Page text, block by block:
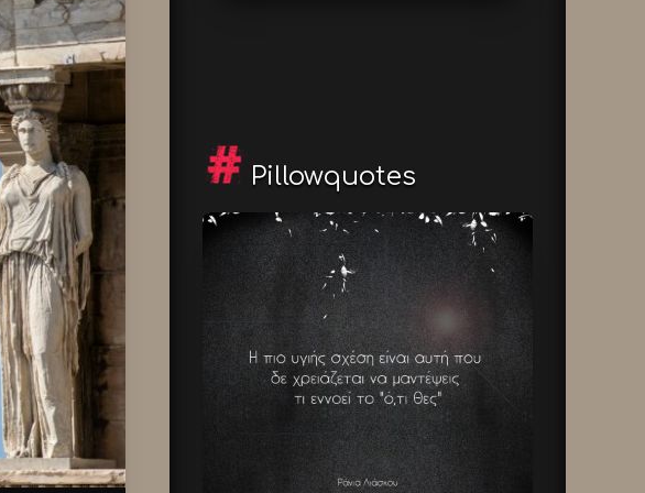
Pillowquotes